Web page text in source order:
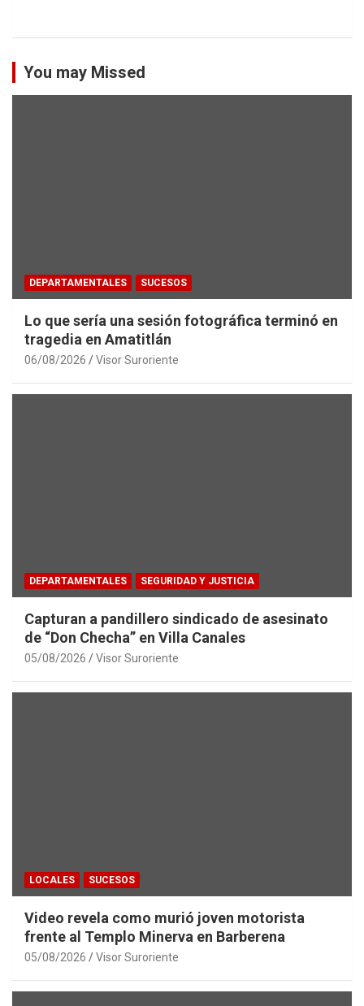
You may Missed
DEPARTAMENTALES SUCESOS
Lo que sería una sesión fotográfica terminó en
tragedia en Amatitlán
06/08/2026 Visor Suroriente
DEPARTAMENTALES SEGURIDAD Y JUSTICIA
Capturan a pandillero sindicado de asesinato
de “Don Checha” en Villa Canales
05/08/2026 Visor Suroriente
LOCALES SUCESOS
Video revela como murió joven motorista
frente al Templo Minerva en Barberena
05/08/2026 Visor Suroriente